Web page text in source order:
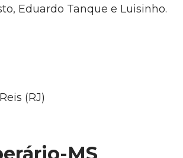
Eduardo Tanque e Luisinho.
(RJ)